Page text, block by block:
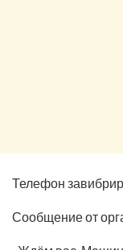
Телефон
Сообщение от